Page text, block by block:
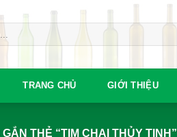
TRANG CHỦ GIỚI THIỆU
THẺ “TIM CHAI THỦY TINH”